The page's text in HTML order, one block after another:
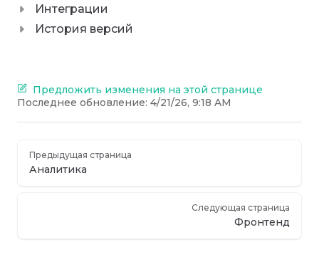
Интеграции
История версий
Предложить изменения на этой странице
Последнее обновление: 4/21/26, 9:18 AM
Предыдущая страница
Аналитика
Следующая страница
Фронтенд